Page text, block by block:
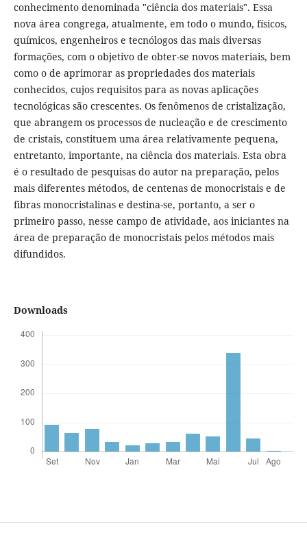
conhecimento denominada "ciência dos materiais". Essa
nova área congrega, atualmente, em todo o mundo, físicos,
químicos, engenheiros e tecnólogos das mais diversas
formações, com o objetivo de obter-se novos materiais, bem
como o de aprimorar as propriedades dos materiais
conhecidos, cujos requisitos para as novas aplicações
tecnológicas são crescentes. Os fenômenos de cristalização,
que abrangem os processos de nucleação e de crescimento
de cristais, constituem uma área relativamente pequena,
entretanto, importante, na ciência dos materiais. Esta obra
é o resultado de pesquisas do autor na preparação, pelos
mais diferentes métodos, de centenas de monocristais e de
fibras monocristalinas e destina-se, portanto, a ser o
primeiro passo, nesse campo de atividade, aos iniciantes na
área de preparação de monocristais pelos métodos mais
difundidos.
Downloads